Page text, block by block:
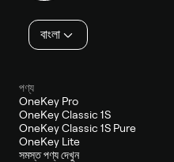
বাংলা
পণ্য
OneKey Pro
OneKey Classic 1S
OneKey Classic 1S Pure
OneKey Lite
সমস্ত পণ্য দেখুন